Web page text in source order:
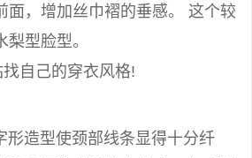
面，增加丝巾褶的垂感。 这个较
型脸型。
自己的穿衣风格!
形造型使颈部线条显得十分纤